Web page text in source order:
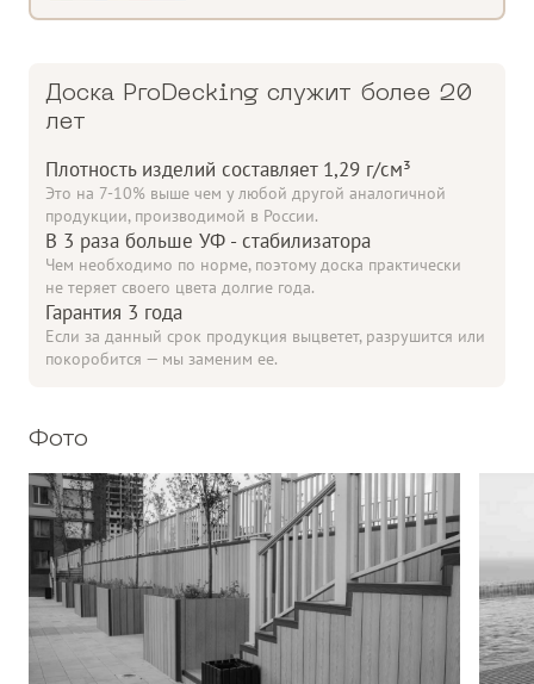
Доска ProDecking служит более 20
лет
Плотность изделий составляет 1,29 г/см³
Это на 7-10% выше чем у любой другой аналогичной
продукции, производимой в России.
В 3 раза больше УФ - стабилизатора
Чем необходимо по норме, поэтому доска практически
не теряет своего цвета долгие года.
Гарантия 3 года
Если за данный срок продукция выцветет, разрушится или
покоробится — мы заменим ее.
Фото